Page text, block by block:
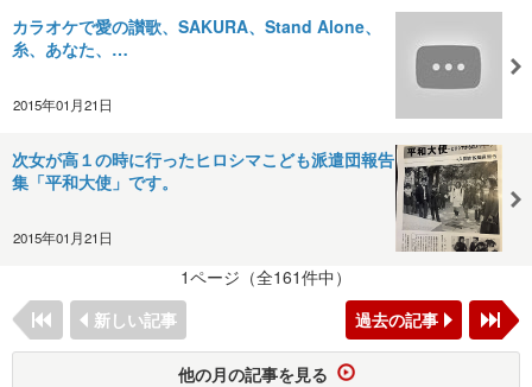
カラオケで愛の讃歌、SAKURA、Stand Alone、
糸、あなた、…
2015年01月21日
次女が高１の時に行ったヒロシマこども派遣団報告
集「平和大使」です。
2015年01月21日
1ページ（全161件中）
新しい記事
過去の記事
他の月の記事を見る